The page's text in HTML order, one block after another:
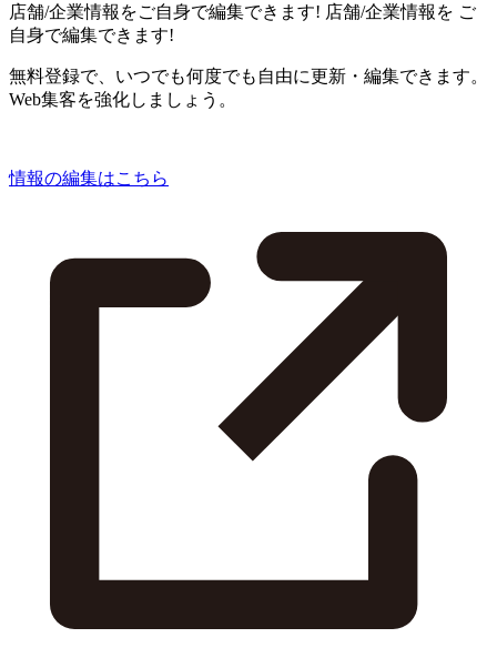
店舗/企業情報をご自身で編集できます! 店舗/企業情報を ご
自身で編集できます!
無料登録で、いつでも何度でも自由に更新・編集できます。
Web集客を強化しましょう。
情報の編集はこちら